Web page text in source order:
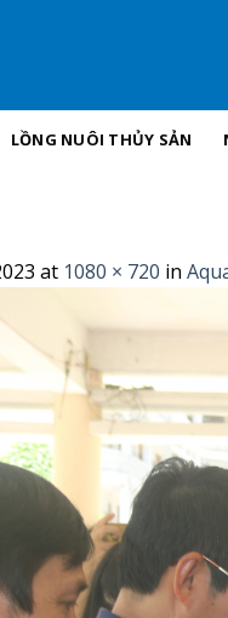
LỒNG NUÔI THỦY SẢN
at 1080 × 720 in